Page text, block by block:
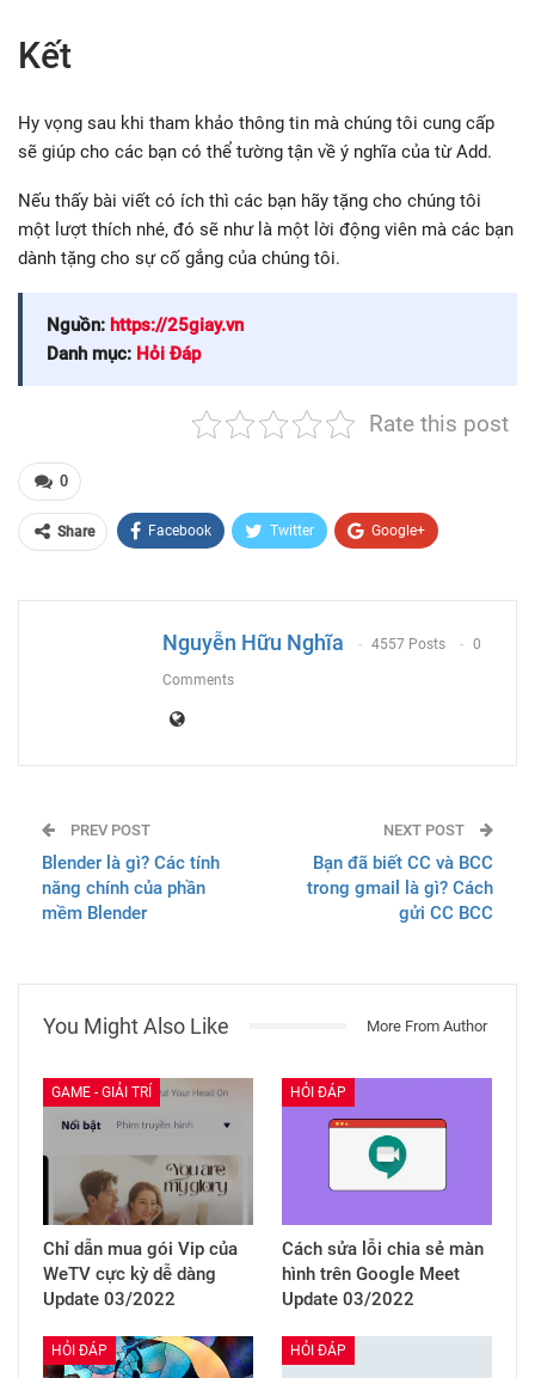
Kết
Hy vọng sau khi tham khảo thông tin mà chúng tôi cung cấp
sẽ giúp cho các bạn có thể tường tận về ý nghĩa của từ Add.
Nếu thấy bài viết có ích thì các bạn hãy tặng cho chúng tôi
một lượt thích nhé, đó sẽ như là một lời động viên mà các bạn
dành tặng cho sự cố gắng của chúng tôi.
Nguồn: https://25giay.vn
Danh mục: Hỏi Đáp
Rate this post
0
Share Facebook Twitter Google+
Nguyễn Hữu Nghĩa 4557 Posts 0
Comments
PREV POST
Blender là gì? Các tính
năng chính của phần
mềm Blender
NEXT POST
Bạn đã biết CC và BCC
trong gmail là gì? Cách
gửi CC BCC
You Might Also Like More From Author
GAME - GIẢI TRÍ
Chỉ dẫn mua gói Vip của
WeTV cực kỳ dễ dàng
Update 03/2022
HỎI ĐÁP
Cách sửa lỗi chia sẻ màn
hình trên Google Meet
Update 03/2022
HỎI ĐÁP HỎI ĐÁP